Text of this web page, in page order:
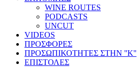
WINE ROUTES
PODCASTS
UNCUT
VIDEOS
ΠΡΟΣΦΟΡΕΣ
ΠΡΟΣΩΠΙΚΟΤΗΤΕΣ ΣΤΗΝ ''Κ''
ΕΠΙΣΤΟΛΕΣ